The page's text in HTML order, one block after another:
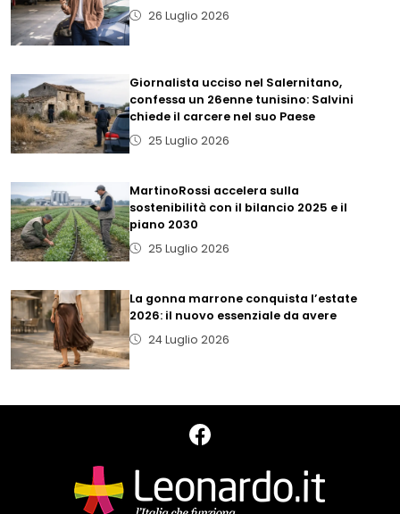
26 Luglio 2026
Giornalista ucciso nel Salernitano,
confessa un 26enne tunisino: Salvini
chiede il carcere nel suo Paese
25 Luglio 2026
MartinoRossi accelera sulla
sostenibilità con il bilancio 2025 e il
piano 2030
25 Luglio 2026
La gonna marrone conquista l’estate
2026: il nuovo essenziale da avere
24 Luglio 2026